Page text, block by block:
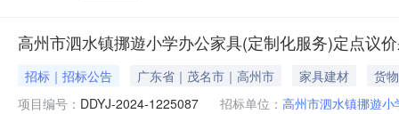
高州市泗水镇挪遊小学办公家具(定制化服务)定点议
招标｜招标公告 广东省｜茂名市｜高州市 家具建材
货物
项目编号： DDYJ-2024-1225087 招标单位： 高州市泗水镇挪遊小